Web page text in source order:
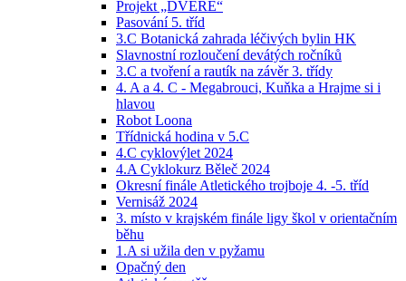
Projekt „DVEŘE“
Pasování 5. tříd
3.C Botanická zahrada léčivých bylin HK
Slavnostní rozloučení devátých ročníků
3.C a tvoření a rautík na závěr 3. třídy
4. A a 4. C - Megabrouci, Kuňka a Hrajme si i
hlavou
Robot Loona
Třídnická hodina v 5.C
4.C cyklovýlet 2024
4.A Cyklokurz Běleč 2024
Okresní finále Atletického trojboje 4. -5. tříd
Vernisáž 2024
3. místo v krajském finále ligy škol v orientačním
běhu
1.A si užila den v pyžamu
Opačný den